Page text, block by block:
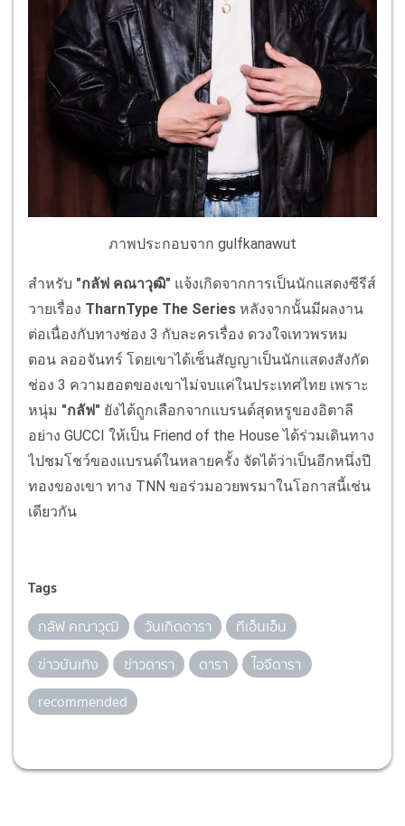
ภาพประกอบจาก gulfkanawut
สำหรับ "กลัฟ คณาวุฒิ" แจ้งเกิดจากการเป็นนักแสดงซีรีส์
วายเรื่อง TharnType The Series หลังจากนั้นมีผลงาน
ต่อเนื่องกับทางช่อง 3 กับละครเรื่อง ดวงใจเทวพรหม
ตอน ลออจันทร์ โดยเขาได้เซ็นสัญญาเป็นนักแสดงสังกัด
ช่อง 3 ความฮอตของเขาไม่จบแค่ในประเทศไทย เพราะ
หนุ่ม "กลัฟ" ยังได้ถูกเลือกจากแบรนด์สุดหรูของอิตาลี
อย่าง GUCCI ให้เป็น Friend of the House ได้ร่วมเดินทาง
ไปชมโชว์ของแบรนด์ในหลายครั้ง จัดได้ว่าเป็นอีกหนึ่งปี
ทองของเขา ทาง TNN ขอร่วมอวยพรมาในโอกาสนี้เช่น
เดียวกัน
Tags
กลัฟ คณาวุฒิ วันเกิดดารา
ทีเอ็นเอ็น
ข่าวบันเทิง
ข่าวดารา ดารา
ไอจีดารา
recommended